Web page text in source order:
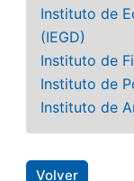
Instituto de
(IEGD)
Instituto de
Instituto de
Instituto de
Volver